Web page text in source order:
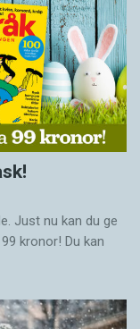
Just nu kan du ge
kronor! Du kan